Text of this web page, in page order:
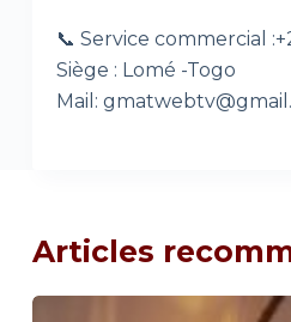
📞 Service commercial
Siège : Lomé -Togo
Mail:
Articles